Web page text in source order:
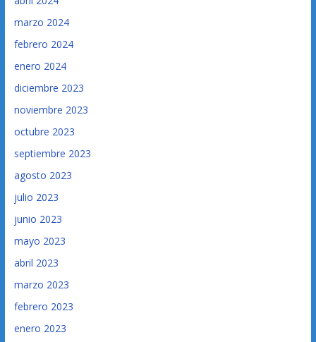
marzo 2024
febrero 2024
enero 2024
diciembre 2023
noviembre 2023
octubre 2023
septiembre 2023
agosto 2023
julio 2023
junio 2023
mayo 2023
abril 2023
marzo 2023
febrero 2023
enero 2023